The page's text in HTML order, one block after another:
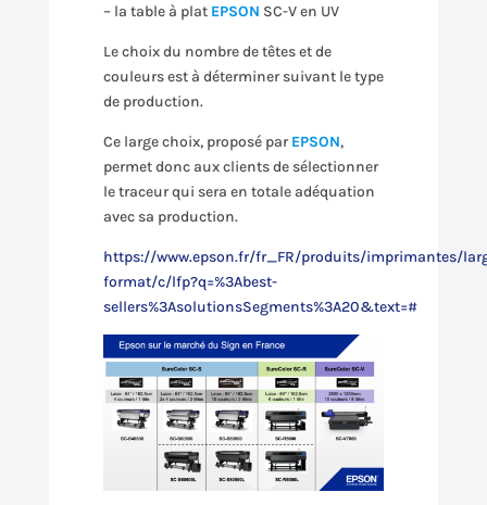
– la table à plat EPSON SC-V en UV
Le choix du nombre de têtes et de
couleurs est à déterminer suivant le type
de production.
Ce large choix, proposé parEPSON,
permet donc aux clients de sélectionner
le traceur qui sera en totale adéquation
avec sa production.
https://www.epson.fr/fr_FR/produits/imprimantes/
format/c/lfp?q=%3Abest-
sellers%3AsolutionsSegments%3A20&text=#